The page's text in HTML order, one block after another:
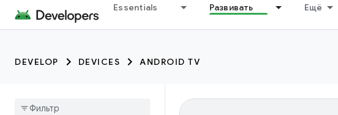
Essentials Развивать Ещё
DEVELOP DEVICES ANDROID TV